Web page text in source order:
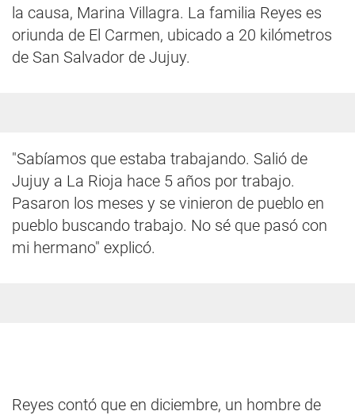
la causa, Marina Villagra. La familia Reyes es
oriunda de El Carmen, ubicado a 20 kilómetros
de San Salvador de Jujuy.
"Sabíamos que estaba trabajando. Salió de
Jujuy a La Rioja hace 5 años por trabajo.
Pasaron los meses y se vinieron de pueblo en
pueblo buscando trabajo. No sé que pasó con
mi hermano" explicó.
Reyes contó que en diciembre, un hombre de